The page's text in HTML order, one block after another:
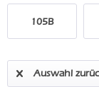
105B
Auswahl